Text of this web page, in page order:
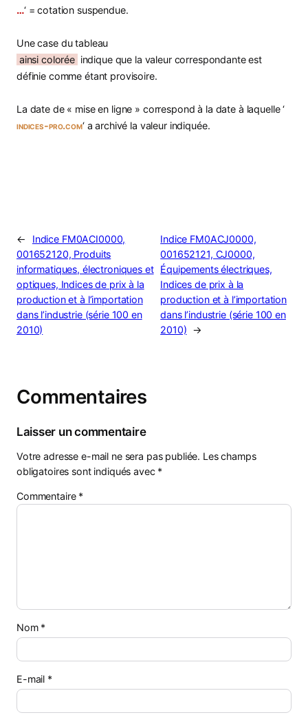
…‘ = cotation suspendue.
Une case du tableau
ainsi colorée indique que la valeur correspondante est
définie comme étant provisoire.
La date de « mise en ligne » correspond à la date à laquelle ‘
indices-pro.com‘ a archivé la valeur indiquée.
←
Indice FM0ACI0000,
001652120, Produits
informatiques, électroniques et
optiques, Indices de prix à la
production et à l’importation
dans l’industrie (série 100 en
2010)
Indice FM0ACJ0000,
001652121, CJ0000,
Équipements électriques,
Indices de prix à la
production et à l’importation
dans l’industrie (série 100 en
2010) →
Commentaires
Laisser un commentaire
Votre adresse e-mail ne sera pas publiée. Les champs
obligatoires sont indiqués avec *
Commentaire *
Nom *
E-mail *